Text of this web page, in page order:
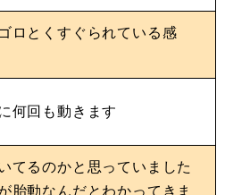
ロとくすぐられている感
何回も動きます
てるのかと思っていました
胎動なんだとわかってきま